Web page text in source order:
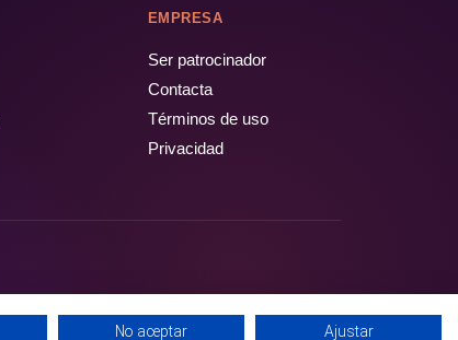
EMPRESA
Ser patrocinador
Contacta
Términos de uso
Privacidad
No aceptar Ajustar